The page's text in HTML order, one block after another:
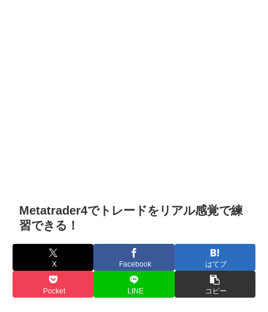
Metatrader4でトレードをリアル感覚で練
習できる！
X Facebook はてブ
Pocket LINE コピー